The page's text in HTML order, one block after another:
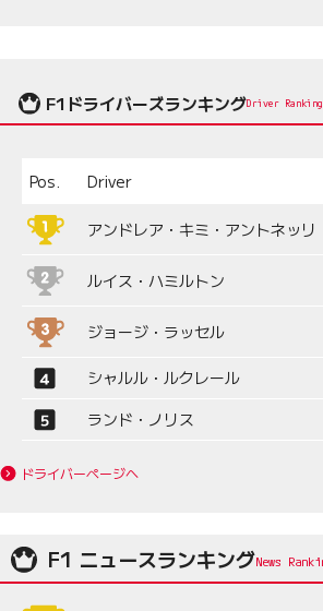
F1ドライバーズランキングDriver Ranking
Pos. Driver
アンドレア・キミ・アントネッリ
ルイス・ハミルトン
ジョージ・ラッセル
シャルル・ルクレール
ランド・ノリス
ドライバーページへ
F1 ニュースランキング